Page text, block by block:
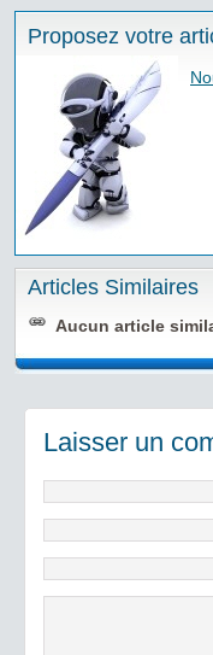
Proposez votre
Articles Similaires
Aucun article
Laisser un